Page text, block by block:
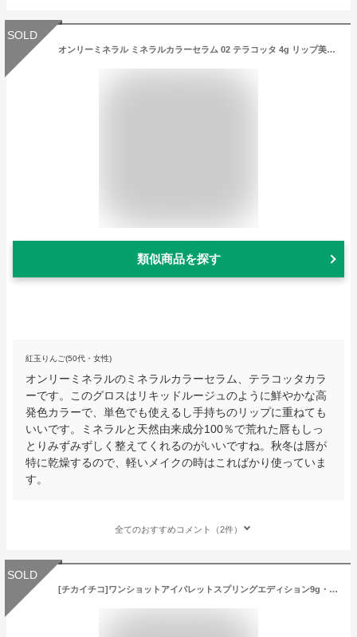
SOLD
オンリーミネラル ミネラルカラーセラム 02 テラコッタ 4g リップ美容液 アットコスメ 国内正規品
類似商品を探す
紅玉りんご(50代・女性)
オンリーミネラルのミネラルカラーセラム、テラコッタカラ
ーです。このグロスはリキッドルージュのように鮮やかな高
発色カラーで、単色でも使えるし手持ちのリップに重ねても
いいです。ミネラルと天然由来成分100％で荒れた唇もしっ
とりみずみずしく整えてくれるのがいいですね。秋冬は唇が
特に乾燥するので、軽いメイクの時はこればかり使っていま
す。
全てのおすすめコメント（2件）
SOLD
[チカイチコ]ワンショットアイパレットスプリングエディション9g・06894 コスメ【cosme】【CHICAYCHICO アイシャドウ パレット アイシャドー マット グリッター ラメ シマー ピンク ブラウン オレンジ テラコッタ プチ 韓国 韓国コスメ】【B2C】【MAKEUP】